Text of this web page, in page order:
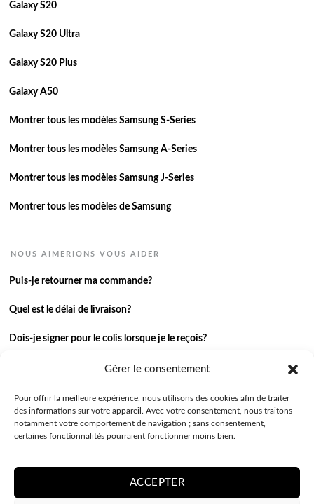
Gérer le consentement
Pour offrir la meilleure expérience, nous utilisons des cookies afin de traiter
des informations sur votre appareil. Avec votre consentement, nous traitons
notamment votre comportement de navigation ; sans consentement,
certaines fonctionnalités pourraient fonctionner moins bien.
ACCEPTER
Galaxy S20
Galaxy S20 Ultra
Galaxy S20 Plus
Galaxy A50
Montrer tous les modèles Samsung S-Series
Montrer tous les modèles Samsung A-Series
Montrer tous les modèles Samsung J-Series
Montrer tous les modèles de Samsung
NOUS AIMERIONS VOUS AIDER
Puis-je retourner ma commande?
Quel est le délai de livraison?
Dois-je signer pour le colis lorsque je le reçois?
Je n’ai pas reçu ma commande.
J’ai une autre question.
Contactez-nous